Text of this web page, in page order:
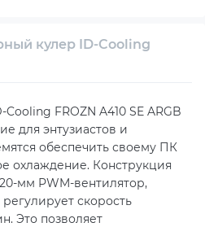
центр
кулер ID-Cooling
FROZN A410 SE ARGB
для энтузиастов и
обеспечить своему ПК
охлаждение. Конструкция
мм PWM-вентилятор,
скорость
Это позволяет